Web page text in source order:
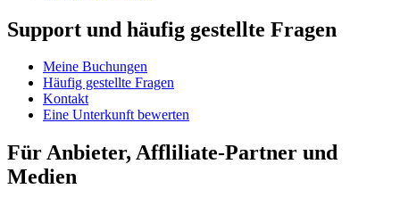
Support und häufig gestellte Fragen
Meine Buchungen
Häufig gestellte Fragen
Kontakt
Eine Unterkunft bewerten
Für Anbieter, Affliliate-Partner und
Medien